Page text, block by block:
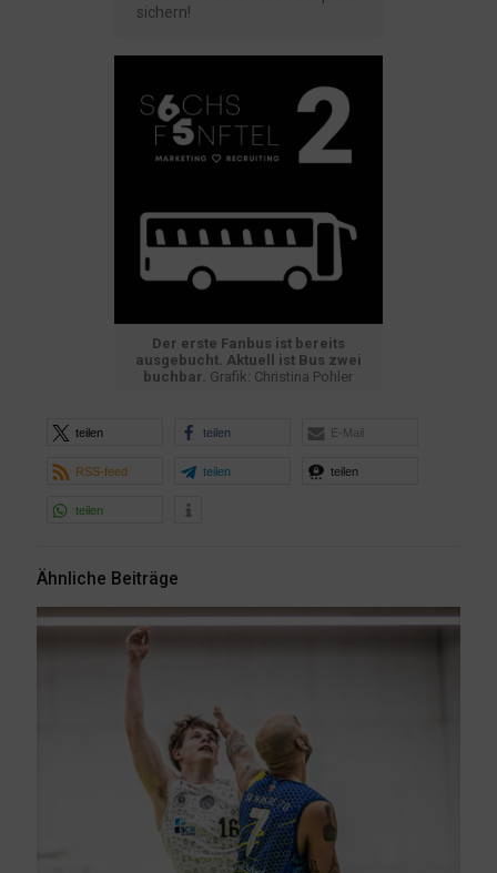
sichern!
Der erste Fanbus ist bereits
ausgebucht. Aktuell ist Bus zwei
buchbar. Grafik: Christina Pohler
teilen teilen E-Mail
RSS-feed teilen teilen
teilen
Ähnliche Beiträge